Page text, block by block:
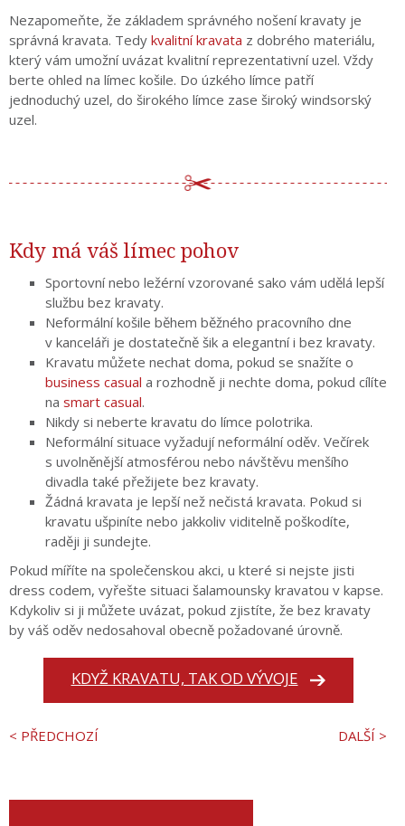
Nezapomeňte, že základem správného nošení kravaty je
správná kravata. Tedy kvalitní kravata z dobrého materiálu,
který vám umožní uvázat kvalitní reprezentativní uzel. Vždy
berte ohled na límec košile. Do úzkého límce patří
jednoduchý uzel, do širokého límce zase široký windsorský
uzel.
Kdy má váš límec pohov
Sportovní nebo ležérní vzorované sako vám udělá lepší
službu bez kravaty.
Neformální košile během běžného pracovního dne
v kanceláři je dostatečně šik a elegantní i bez kravaty.
Kravatu můžete nechat doma, pokud se snažíte o
business casual a rozhodně ji nechte doma, pokud cílíte
na smart casual.
Nikdy si neberte kravatu do límce polotrika.
Neformální situace vyžadují neformální oděv. Večírek
s uvolněnější atmosférou nebo návštěvu menšího
divadla také přežijete bez kravaty.
Žádná kravata je lepší než nečistá kravata. Pokud si
kravatu ušpiníte nebo jakkoliv viditelně poškodíte,
raději ji sundejte.
Pokud míříte na společenskou akci, u které si nejste jisti
dress codem, vyřešte situaci šalamounsky kravatou v kapse.
Kdykoliv si ji můžete uvázat, pokud zjistíte, že bez kravaty
by váš oděv nedosahoval obecně požadované úrovně.
KDYŽ KRAVATU, TAK OD VÝVOJE
< PŘEDCHOZÍ DALŠÍ >